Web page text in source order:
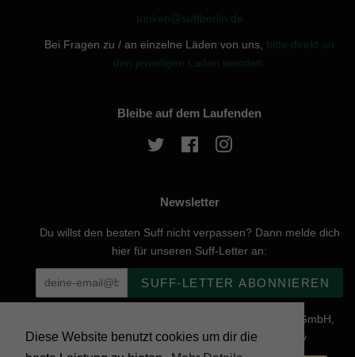
Diese Website benutzt cookies um dir die
trinken@suffberlin.de
Bei Fragen zu / an einzelne Läden von uns, bitte direkt an
den jeweiligen Laden wenden.
Bleibe auf dem Laufenden
Twitter Facebook
Newsletter
Du willst den besten Suff nicht verpassen? Dann melde dich
hier für unseren Suff-Letter an:
SUFF-LETTER ABONNIEREN
Urheberrecht © 2026, website created by Naturgenuss GmbH,
Nobelstraße 20, 12057 Berlin - Powered by Shopify